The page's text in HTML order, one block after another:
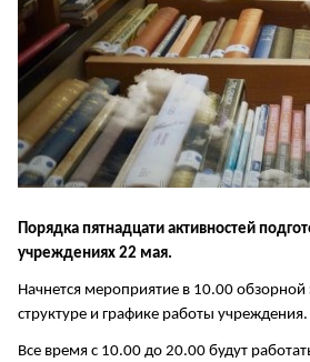
Порядка пятнадцати активностей
учреждениях 22 мая.
Начнется мероприятие в 10.00
структуре и графике работы учреждения.
Все время с 10.00 до 20.00 будут